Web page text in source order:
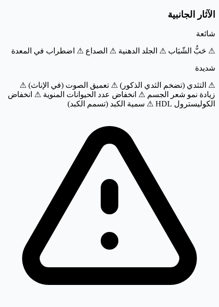
الآثار الجانبية
شائعة
⚠ حَبُّ الشّبَاب ⚠ الجلد الدهنية ⚠ الصداع ⚠ اضطراب في المعدة
شديدة
⚠ التثدي (تضخم الثدي الذكور) ⚠ تعميق الصوت (في الإناث) ⚠
زيادة نمو شعر الجسم ⚠ انخفاض عدد الحيوانات المنوية ⚠ انخفاض
الكوليسترول HDL
⚠ سمية الكبد (تسمم الكبد)